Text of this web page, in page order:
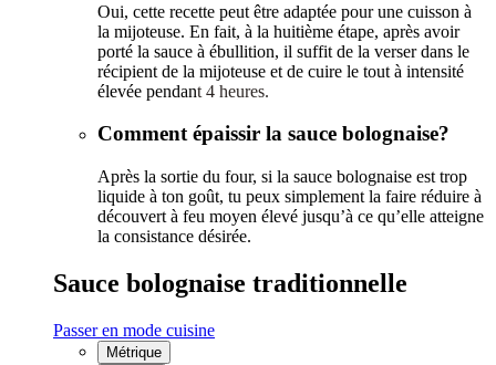
Oui, cette recette peut être adaptée pour une cuisson à
la mijoteuse. En fait, à la huitième étape, après avoir
porté la sauce à ébullition, il suffit de la verser dans le
récipient de la mijoteuse et de cuire le tout à intensité
élevée pendant 4 heures.
Comment épaissir la sauce bolognaise?
Après la sortie du four, si la sauce bolognaise est trop
liquide à ton goût, tu peux simplement la faire réduire à
découvert à feu moyen élevé jusqu’à ce qu’elle atteigne
la consistance désirée.
Sauce bolognaise traditionnelle
Passer en mode cuisine
Métrique